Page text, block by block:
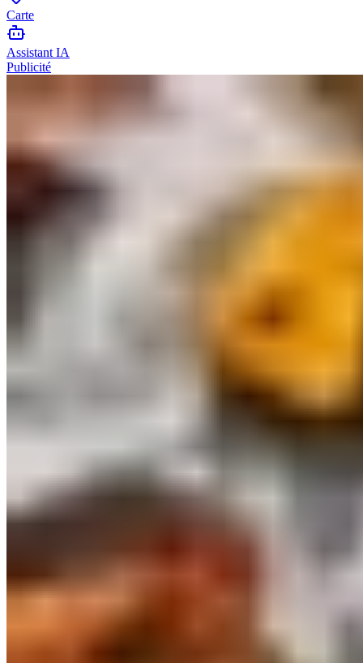
Carte
Assistant IA
Publicité